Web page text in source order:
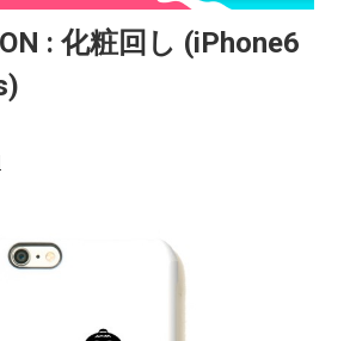
: 化粧回し (iPhone6